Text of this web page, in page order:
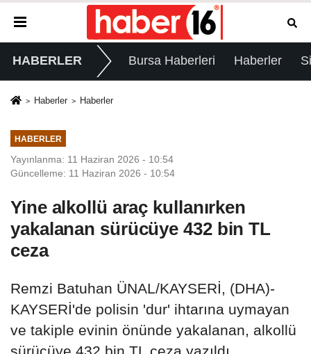
HABERLER Bursa Haberleri Haberler
Haberler Haberler
HABERLER
Yayınlanma: 11 Haziran 2026 - 10:54
Güncelleme: 11 Haziran 2026 - 10:54
Yine alkollü araç kullanırken
yakalanan sürücüye 432 bin TL
ceza
Remzi Batuhan ÜNAL/KAYSERİ, (DHA)-
KAYSERİ'de polisin 'dur' ihtarına uymayan
ve takiple evinin önünde yakalanan, alkollü